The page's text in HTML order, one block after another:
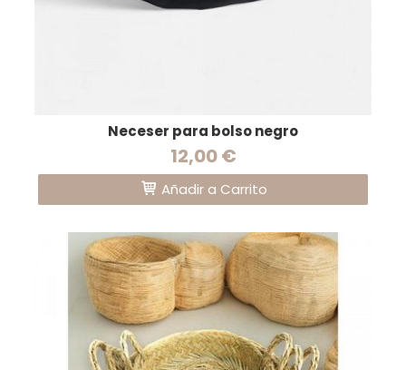
Neceser para bolso negro
12,00 €
Añadir a Carrito